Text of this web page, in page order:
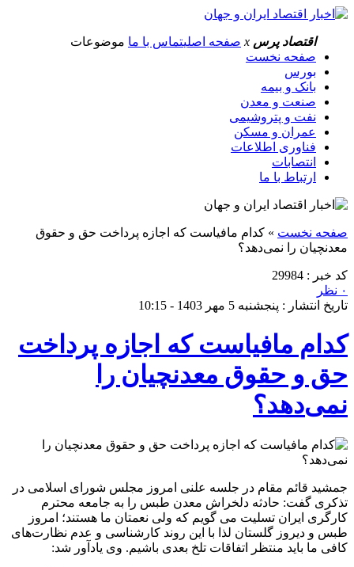
اقتصاد پرس x صفحه اصلیتماس با ما موضوعات
صفحه نخست
بورس
بانک و بیمه
صنعت و معدن
نفت و پتروشیمی
عمران و مسکن
فناوری اطلاعات
انتصابات
ارتباط با ما
صفحه نخست » کدام مافیاست که اجازه پرداخت حق و حقوق
معدنچیان را نمی‌دهد؟
کد خبر : 29984
۰ نظر
تاریخ انتشار : پنجشنبه 5 مهر 1403 - 10:15
کدام مافیاست که اجازه پرداخت
حق و حقوق معدنچیان را
نمی‌دهد؟
جمشید قائم مقام در جلسه علنی امروز مجلس شورای اسلامی در
تذکری گفت: حادثه دلخراش معدن طبس را به جامعه محترم
کارگری ایران تسلیت می گویم که ولی نعمتان ما هستند؛ امروز
طبس و دیروز گلستان لذا با این روند کارشناسی و عدم نظارت‌های
کافی ما باید منتظر اتفاقات تلخ بعدی باشیم. وی یادآور شد: